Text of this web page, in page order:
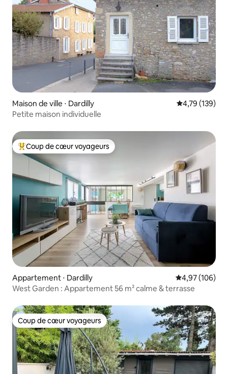
Maison de ville ⋅ Dardilly Évaluation
4,79 (139)
Petite maison individuelle
Coups de cœur voyageurs les plus appréciés
Coup de cœur voyageurs
Appartement ⋅ Dardilly Évaluation
4,97 (106)
West Garden : Appartement 56 m² calme & terrasse
Coup de cœur voyageurs
Coup de cœur voyageurs